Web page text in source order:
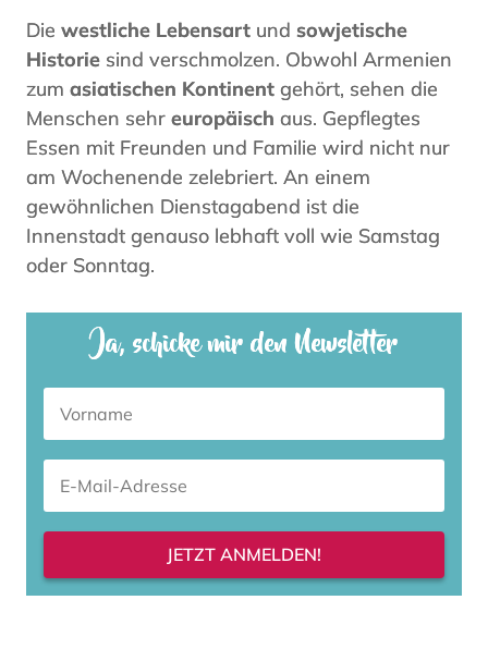
Die westliche Lebensart und sowjetische
Historie sind verschmolzen. Obwohl Armenien
zum asiatischen Kontinent gehört, sehen die
Menschen sehr europäisch aus. Gepflegtes
Essen mit Freunden und Familie wird nicht nur
am Wochenende zelebriert. An einem
gewöhnlichen Dienstagabend ist die
Innenstadt genauso lebhaft voll wie Samstag
oder Sonntag.
Ja, schicke mir den Newsletter
JETZT ANMELDEN!